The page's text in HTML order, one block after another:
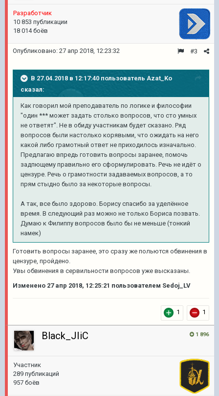
Pазработчик
10 853 публикации
18 014 боёв
#3
Опубликовано: 27 апр 2018, 12:23:32
В 27.04.2018 в 12:17:40 пользователь Azat_Ko
сказал:
Как говорил мой преподаватель по логике и философии
"один *** может задать столько вопросов, что сто умных
не ответят". Не в обиду участникам будет сказано. Ряд
вопросов были настолько корявыми, что ожидать на него
какой либо грамотный ответ не приходилось изначально.
Предлагаю впредь готовить вопросы заранее, помочь
задпющему правильно его сформулировать. Речь не идёт о
цензуре. Речь о грамотности задаваемых вопросов, а то
прям стыдно было за некоторые вопросы.
А так, все было здорово. Борису спасибо за уделённое
время. В следующий раз можно не только Бориса позвать.
Думаю к Филиппу вопросов было бы не меньше (тонкий
намек)
Готовить вопросы заранее, это сразу же польются обвинения в
цензуре, пройдено.
Увы обвинения в сервильности вопросов уже высказаны.
Изменено 27 апр 2018, 12:25:21 пользователем Sedoj_LV
1 1
1 896
Black_JIiC
Участник
289 публикаций
957 боёв